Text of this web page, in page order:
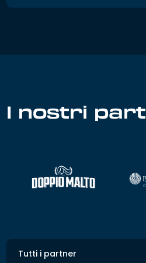
I nostri
Tutti i partner